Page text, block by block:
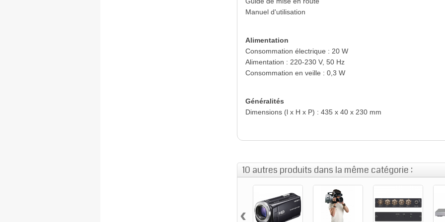
Manuel d'utilisation
Alimentation
Consommation électrique : 20 W
Alimentation : 220-230 V, 50 Hz
Consommation en veille : 0,3 W
Généralités
Dimensions (l x H x P) : 435 x 40 x 230 mm
10 autres produits dans la même catégorie :
‹